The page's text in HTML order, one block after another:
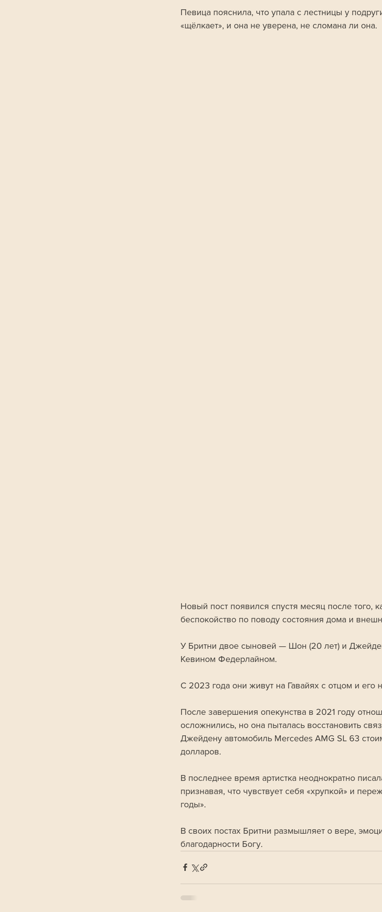
Певица пояснила, что упала с лестницы у
«щёлкает», и она не уверена, не сломана ли она.
Новый пост появился спустя месяц после того,
беспокойство по поводу состояния дома и
У Бритни двое сыновей — Шон (20 лет) и
Кевином Федерлайном.
С 2023 года они живут на Гавайях с отцом и его
После завершения опекунства в 2021 году
осложнились, но она пыталась восстановить
Джейдену автомобиль Mercedes AMG SL 63
долларов.
В последнее время артистка неоднократно
признавая, что чувствует себя «хрупкой» и
годы».
В своих постах Бритни размышляет о вере,
благодарности Богу.